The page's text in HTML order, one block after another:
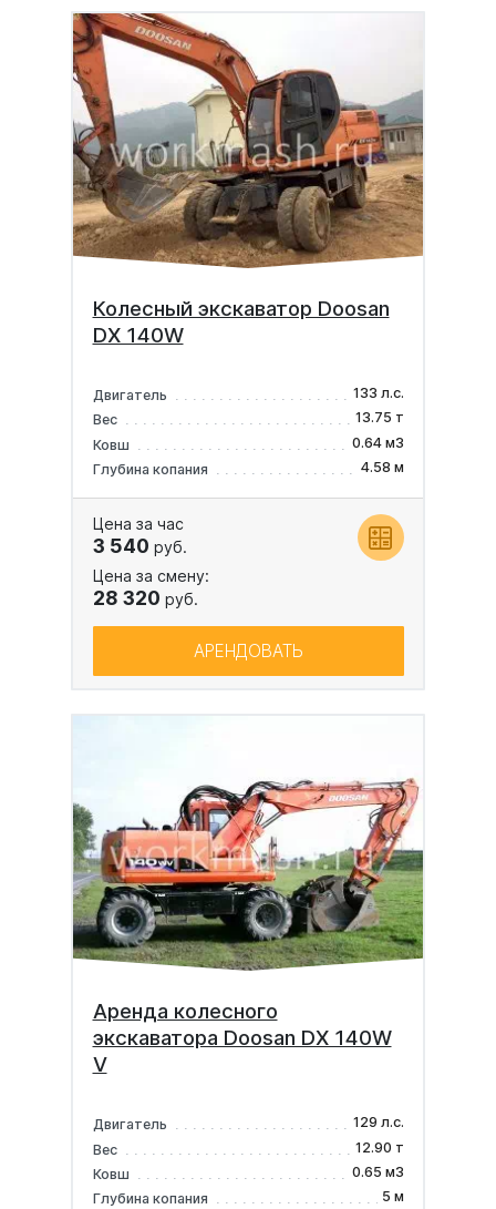
Колесный экскаватор Doosan
DX 140W
Двигатель
133 л.с.
Вес
13.75 т
Ковш
0.64 м3
Глубина копания
4.58 м
Цена за час
3 540 руб.
Цена за смену:
28 320 руб.
АРЕНДОВАТЬ
Аренда колесного
экскаватора Doosan DX 140W
V
Двигатель
129 л.с.
Вес
12.90 т
Ковш
0.65 м3
Глубина копания
5 м